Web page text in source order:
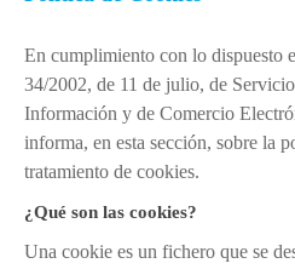
Servicios
Uniforme
Himno
Conócenos
En cumplimiento con lo dispuesto
34/2002, de 11 de julio, de
Información y de Comercio
informa, en esta sección, sobre la
tratamiento de cookies.
¿Qué son las cookies?
Una cookie es un fichero que se